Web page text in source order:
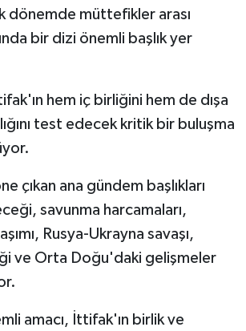
dönemde müttefikler arası
bir dizi önemli başlık yer
hem iç birliğini hem de dışa
test edecek kritik bir buluşma
çıkan ana gündem başlıkları
savunma harcamaları,
Rusya-Ukrayna savaşı,
ve Orta Doğu'daki gelişmeler
amacı, İttifak'ın birlik ve